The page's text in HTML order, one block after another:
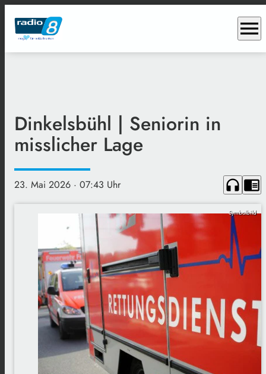
menu
Dinkelsbühl | Seniorin in
misslicher Lage
23. Mai 2026 · 07:43 Uhr headphones chrome_reader_mode
Symbolbild